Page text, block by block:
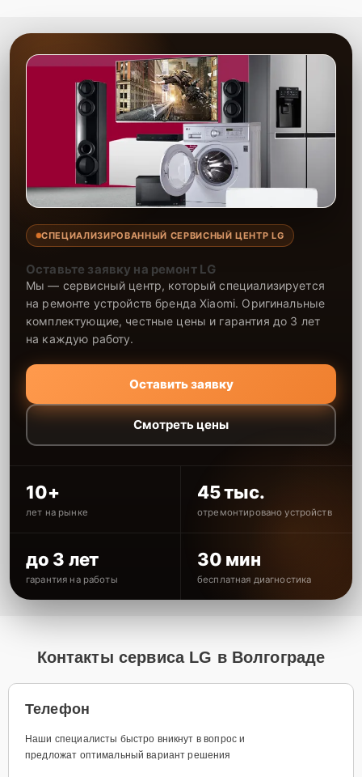
СПЕЦИАЛИЗИРОВАННЫЙ СЕРВИСНЫЙ ЦЕНТР LG
Оставьте заявку на ремонт LG
Мы — сервисный центр, который специализируется
на ремонте устройств бренда Xiaomi. Оригинальные
комплектующие, честные цены и гарантия до 3 лет
на каждую работу.
Оставить заявку
Смотреть цены
10+
лет на рынке
45 тыс.
отремонтировано устройств
до 3 лет
гарантия на работы
30 мин
бесплатная диагностика
Контакты сервиса LG в Волгограде
Телефон
Наши специалисты быстро вникнут в вопрос и
предложат оптимальный вариант решения